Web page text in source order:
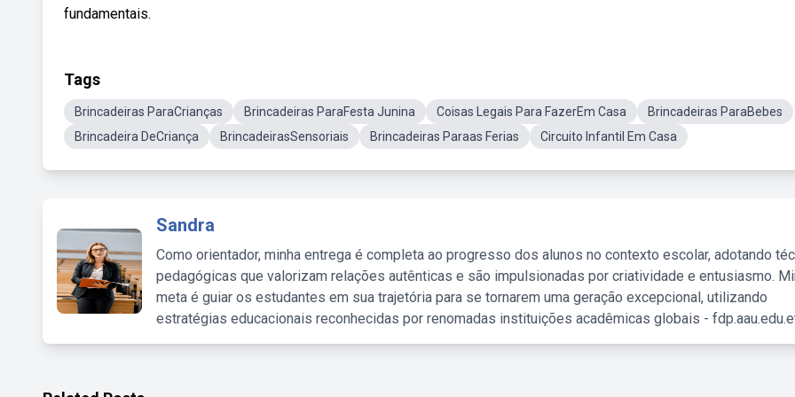
fundamentais.
Tags
Brincadeiras ParaCrianças Brincadeiras ParaFesta Junina Coisas Legais Para FazerEm Casa
Brincadeiras ParaBebes
Brincadeira DeCriança
BrincadeirasSensoriais Brincadeiras Paraas Ferias Circuito Infantil Em Casa
Sandra
Como orientador, minha entrega é completa ao progresso dos alunos no contexto escolar, adotando
pedagógicas que valorizam relações autênticas e são impulsionadas por criatividade e entusiasmo.
meta é guiar os estudantes em sua trajetória para se tornarem uma geração excepcional, utilizando
estratégias educacionais reconhecidas por renomadas instituições acadêmicas globais -